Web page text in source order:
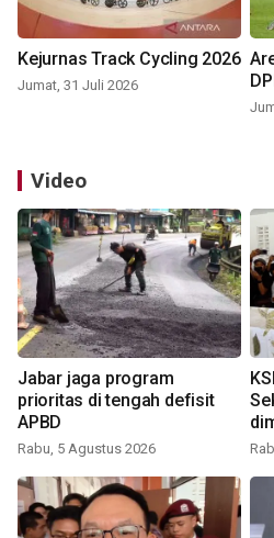
Kejurnas Track Cycling 2026
Jumat, 31 Juli 2026
Video
Jabar jaga program
prioritas di tengah defisit
APBD
Rabu, 5 Agustus 2026